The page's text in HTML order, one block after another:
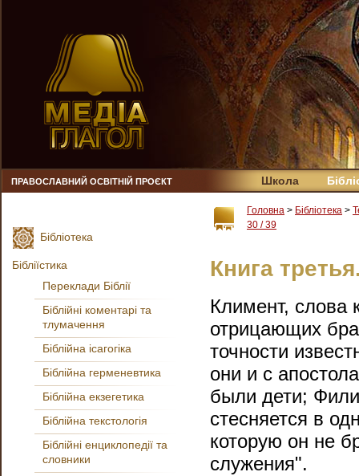
ПРАВОСЛАВНИЙ ОСВІТНІЙ ПРОЄКТ Школа
Головна > Бібліотека >
30 / 39
Книга
Климент, слова
отрицающих
точности
они и с
были дети;
стесняется в
которую он не
служения".
Бібліотека
Бібліїстика
Переклади Біблії
Біблійні коментарі та
тлумачення
Біблійна ісагогіка
Біблійна герменевтика
Біблійна екзегетика
Біблійна текстологія
Біблійні енциклопедії та
словники